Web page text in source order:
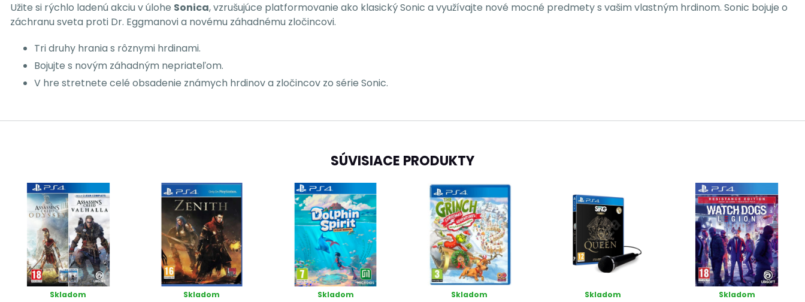
Užite si rýchlo ladenú akciu v úlohe Sonica, vzrušujúce platformovanie ako klasický Sonic a využívajte nové mocné predmety s vašim vlastným hrdinom. Sonic bojuje o
záchranu sveta proti Dr. Eggmanovi a novému záhadnému zločincovi.
Tri druhy hrania s rôznymi hrdinami.
Bojujte s novým záhadným nepriateľom.
V hre stretnete celé obsadenie známych hrdinov a zločincov zo série Sonic.
SÚVISIACE PRODUKTY
Skladom Skladom Skladom Skladom Skladom Skladom